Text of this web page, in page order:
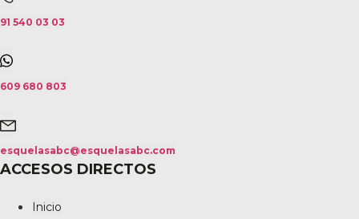
91 540 03 03
609 680 803
esquelasabc@esquelasabc.com
ACCESOS DIRECTOS
Inicio